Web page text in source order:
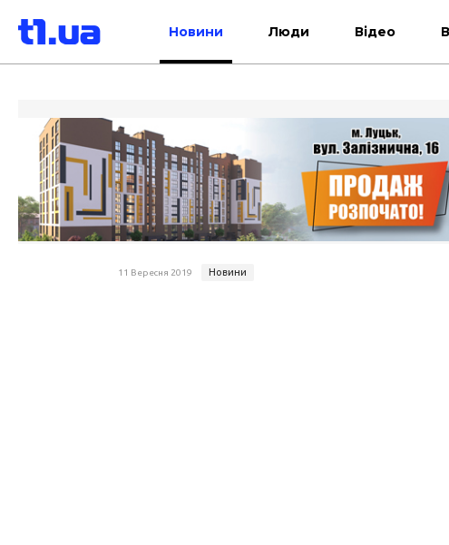
Новини Люди Відео
11 Вересня 2019 Новини